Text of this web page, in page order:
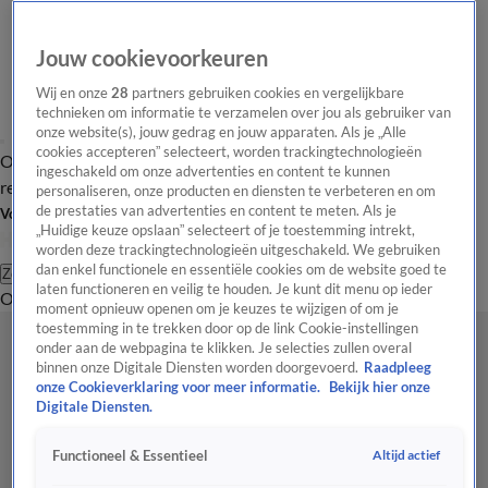
Overzicht Laatste nieuws Regionieuws Het beste van Hart
Tip de
redactie
Volg Hart van Nederland
Zoeken
OverzichtRegioUitzendingenWeerTip de redactiePanelVideo's
Jouw cookievoorkeuren
Wij en onze28 partners gebruiken cookies en vergelijkbare
technieken om informatie te verzamelen over jou als gebruiker van
onze website(s), jouw gedrag en jouw apparaten. Als je „Alle
cookies accepteren” selecteert, worden trackingtechnologieën
ingeschakeld om onze advertenties en content te kunnen
personaliseren, onze producten en diensten te verbeteren en om
de prestaties van advertenties en content te meten. Als je
„Huidige keuze opslaan” selecteert of je toestemming intrekt,
worden deze trackingtechnologieën uitgeschakeld. We gebruiken
dan enkel functionele en essentiële cookies om de website goed te
laten functioneren en veilig te houden. Je kunt dit menu op ieder
moment opnieuw openen om je keuzes te wijzigen of om je
toestemming in te trekken door op de link Cookie-instellingen
onder aan de webpagina te klikken. Je selecties zullen overal
binnen onze Digitale Diensten worden doorgevoerd. Raadpleeg
onze Cookieverklaring voor meer informatie.
Bekijk hier onze
Digitale Diensten.
Functioneel & Essentieel Altijd actief